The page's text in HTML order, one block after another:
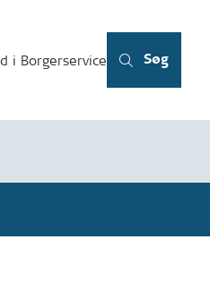
i Borgerservice Søg